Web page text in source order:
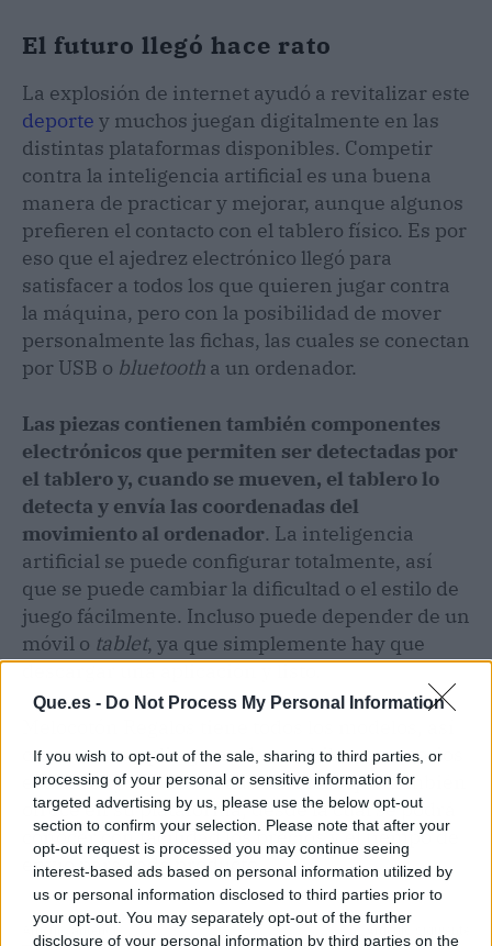
Que.es - Do Not Process My Personal Information
If you wish to opt-out of the sale, sharing to third parties, or
processing of your personal or sensitive information for
targeted advertising by us, please use the below opt-out
section to confirm your selection. Please note that after your
opt-out request is processed you may continue seeing
interest-based ads based on personal information utilized by
us or personal information disclosed to third parties prior to
your opt-out. You may separately opt-out of the further
disclosure of your personal information by third parties on the
El futuro llegó hace rato
La explosión de internet ayudó a revitalizar este
deporte y muchos juegan digitalmente en las
distintas plataformas disponibles. Competir
contra la inteligencia artificial es una buena
manera de practicar y mejorar, aunque algunos
prefieren el contacto con el tablero físico. Es por
eso que el ajedrez electrónico llegó para
satisfacer a todos los que quieren jugar contra
la máquina, pero con la posibilidad de mover
personalmente las fichas, las cuales se conectan
por USB o bluetooth a un ordenador.
Las piezas contienen también componentes
electrónicos que permiten ser detectadas por
el tablero y, cuando se mueven, el tablero lo
detecta y envía las coordenadas del
movimiento al ordenador. La inteligencia
artificial se puede configurar totalmente, así
que se puede cambiar la dificultad o el estilo de
juego fácilmente. Incluso puede depender de un
móvil o tablet, ya que simplemente hay que
descargar una aplicación y listo.
como una amplia gama de mochilas, accesorios
escolares y hasta botellas térmicas que también
ofrece en su plataforma, desde la cual se podrá
conocer con facilidad los precios y el tiempo de
envío para cada producto.
Artículo anterior